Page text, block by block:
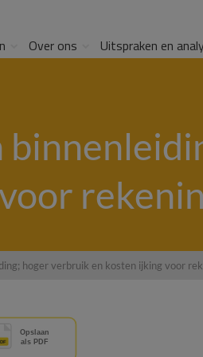
Over ons Uitspraken en
hoger verbruik en kosten ijking voor